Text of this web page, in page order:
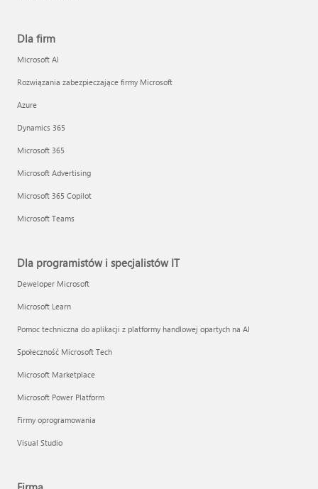
Dla firm
Microsoft AI
Rozwiązania zabezpieczające firmy Microsoft
Azure
Dynamics 365
Microsoft 365
Microsoft Advertising
Microsoft 365 Copilot
Microsoft Teams
Dla programistów i specjalistów IT
Deweloper Microsoft
Microsoft Learn
Pomoc techniczna do aplikacji z platformy handlowej opartych na AI
Społeczność Microsoft Tech
Microsoft Marketplace
Microsoft Power Platform
Firmy oprogramowania
Visual Studio